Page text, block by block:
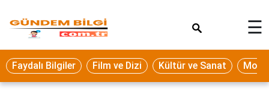
Eğitim
Ekonomi
☰
Faydalı Bilgiler Film ve Dizi Kültür ve Sanat